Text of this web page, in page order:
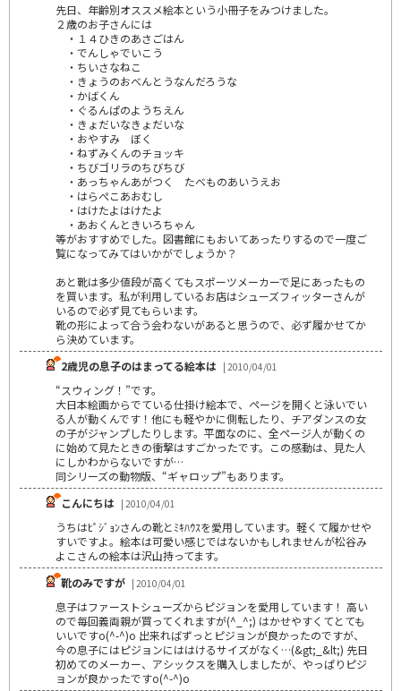
先日、年齢別オススメ絵本という小冊子をみつけました。
２歳のお子さんには
・１４ひきのあさごはん
・でんしゃでいこう
・ちいさなねこ
・きょうのおべんとうなんだろうな
・かばくん
・ぐるんぱのようちえん
・きょだいなきょだいな
・おやすみ ぼく
・ねずみくんのチョッキ
・ちびゴリラのちびちび
・あっちゃんあがつく たべものあいうえお
・はらぺこあおむし
・はけたよはけたよ
・あおくんときいろちゃん
等がおすすめでした。図書館にもおいてあったりするので一度ご
覧になってみてはいかがでしょうか？
あと靴は多少値段が高くてもスポーツメーカーで足にあったもの
を買います。私が利用しているお店はシューズフィッターさんが
いるので必ず見てもらいます。
靴の形によって合う会わないがあると思うので、必ず履かせてか
ら決めています。
2歳児の息子のはまってる絵本は | 2010/04/01
“スウィング！”です。
大日本絵画からでている仕掛け絵本で、ページを開くと泳いでい
る人が動くんです！他にも軽やかに側転したり、チアダンスの女
の子がジャンプしたりします。平面なのに、全ページ人が動くの
に始めて見たときの衝撃はすごかったです。この感動は、見た人
にしかわからないですが…
同シリーズの動物版、“ギャロップ”もあります。
こんにちは | 2010/04/01
うちはﾋﾟｼﾞｮﾝさんの靴とﾐｷﾊｳｽを愛用しています。軽くて履かせや
すいですよ。絵本は可愛い感じではないかもしれませんが松谷み
よこさんの絵本は沢山持ってます。
靴のみですが | 2010/04/01
息子はファーストシューズからピジョンを愛用しています！ 高い
ので毎回義両親が買ってくれますが(^_^;) はかせやすくてとても
いいですo(^-^)o 出来ればずっとピジョンが良かったのですが、
今の息子にはピジョンにははけるサイズがなく…(&gt;_&lt;) 先日
初めてのメーカー、アシックスを購入しましたが、やっぱりピジ
ョンが良かったですo(^-^)o